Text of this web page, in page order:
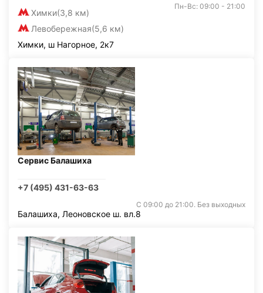
Химки(3,8 км)
Левобережная(5,6 км)
Пн-Вс: 09:00 - 21:00
Химки, ш Нагорное, 2к7
Сервис Балашиха
+7 (495) 431-63-63
С 09:00 до 21:00. Без выходных
Балашиха, Леоновское ш. вл.8